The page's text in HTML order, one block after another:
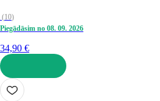
(10)
Piegādāsim no 08. 09. 2026
34,90 €
LIKT GROZĀ